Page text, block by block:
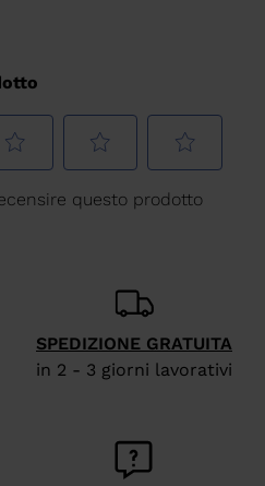
SPEDIZIONE GRATUITA
in 2 - 3 giorni lavorativi